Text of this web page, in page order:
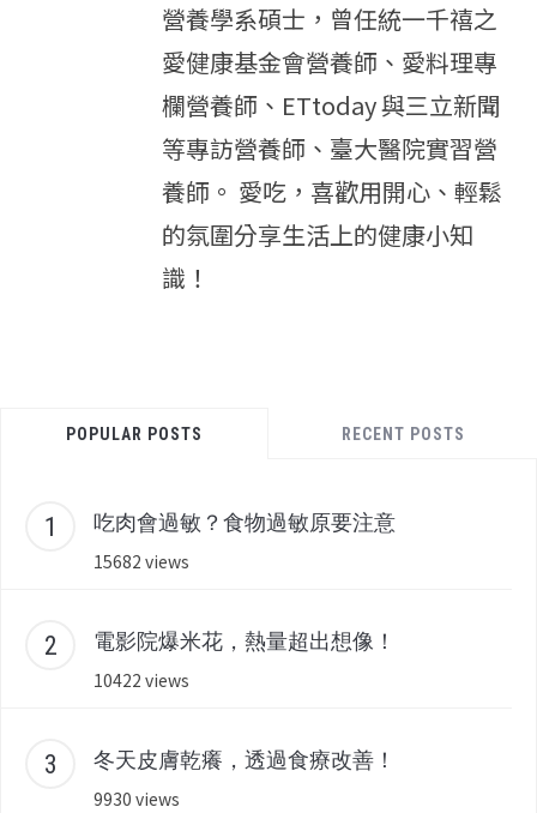
營養學系碩士，曾任統一千禧之
愛健康基金會營養師、愛料理專
欄營養師、ETtoday 與三立新聞
等專訪營養師、臺大醫院實習營
養師。 愛吃，喜歡用開心、輕鬆
的氛圍分享生活上的健康小知
識！
POPULAR POSTS RECENT POSTS
吃肉會過敏？食物過敏原要注意
15682 views
電影院爆米花，熱量超出想像！
10422 views
冬天皮膚乾癢，透過食療改善！
9930 views